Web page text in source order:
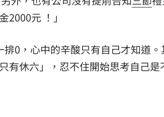
元 ！」
0，心中的辛酸只有自己才知道
有休六」，忍不住開始思考自己是